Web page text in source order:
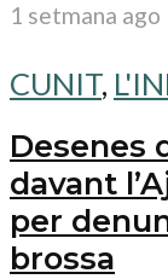
1 setmana ago
CUNIT,
Desenes
davant
per
brossa